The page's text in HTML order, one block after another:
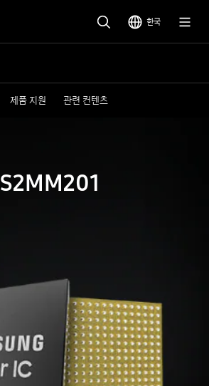
한국
제품 지원 관련 컨텐츠
S2MM201